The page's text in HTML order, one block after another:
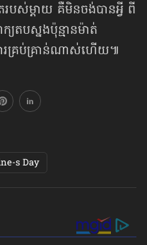
បស់ម្ដាយ គឺមិនចង់បានអ្វី ពី
យតបស្នងប៉ុន្មានម៉ាត់
រគ្រប់គ្រាន់ណាស់ហើយ៕
s Day